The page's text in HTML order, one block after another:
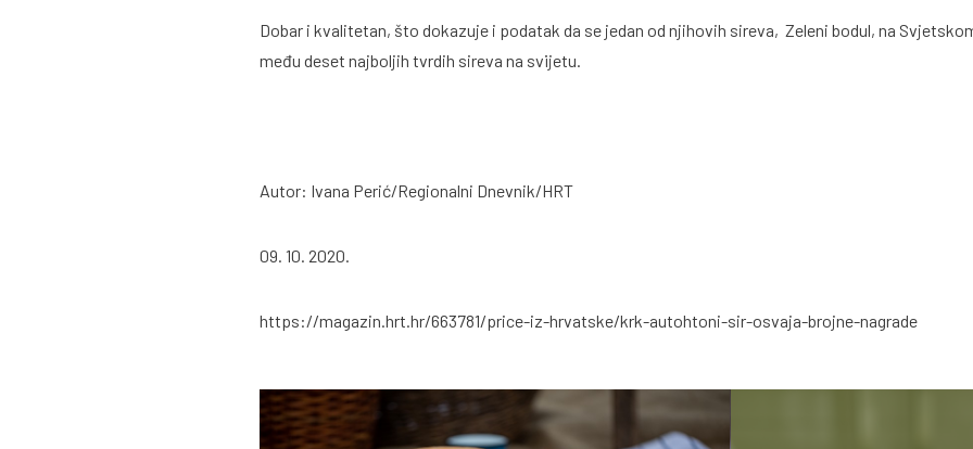
Dobar i kvalitetan, što dokazuje i podatak da se jedan od njihovih sireva, Zeleni bodul, na
među deset najboljih tvrdih sireva na svijetu.
Autor: Ivana Perić/Regionalni Dnevnik/HRT
09. 10. 2020.
https://magazin.hrt.hr/663781/price-iz-hrvatske/krk-autohtoni-sir-osvaja-brojne-nagrade